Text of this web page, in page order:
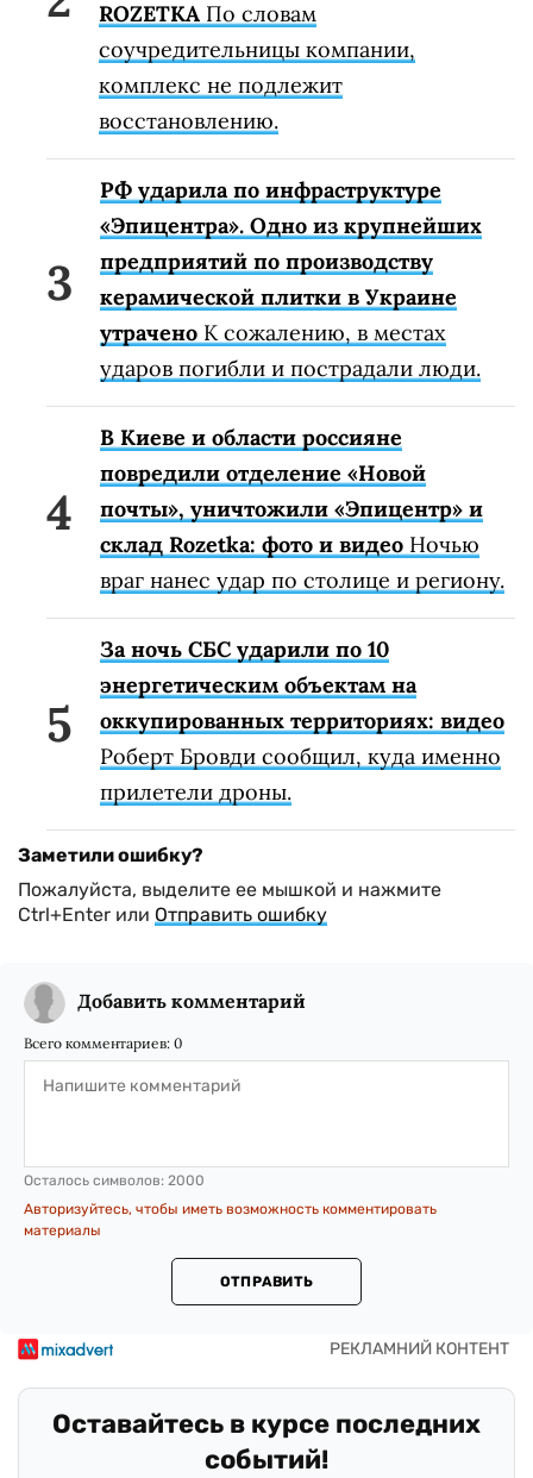
ROZETKA По словам
соучредительницы компании,
комплекс не подлежит
восстановлению.
РФ ударила по инфраструктуре
«Эпицентра». Одно из крупнейших
предприятий по производству
керамической плитки в Украине
утрачено К сожалению, в местах
ударов погибли и пострадали люди.
В Киеве и области россияне
повредили отделение «Новой
почты», уничтожили «Эпицентр» и
склад Rozetka: фото и видео Ночью
враг нанес удар по столице и региону.
За ночь СБС ударили по 10
энергетическим объектам на
оккупированных территориях: видео
Роберт Бровди сообщил, куда именно
прилетели дроны.
Заметили ошибку?
Пожалуйста, выделите ее мышкой и нажмите
Ctrl+Enter или Отправить ошибку
Добавить комментарий
Всего комментариев: 0
Осталось символов: 2000
Авторизуйтесь, чтобы иметь возможность комментировать
материалы
ОТПРАВИТЬ
Оставайтесь в курсе последних
событий!